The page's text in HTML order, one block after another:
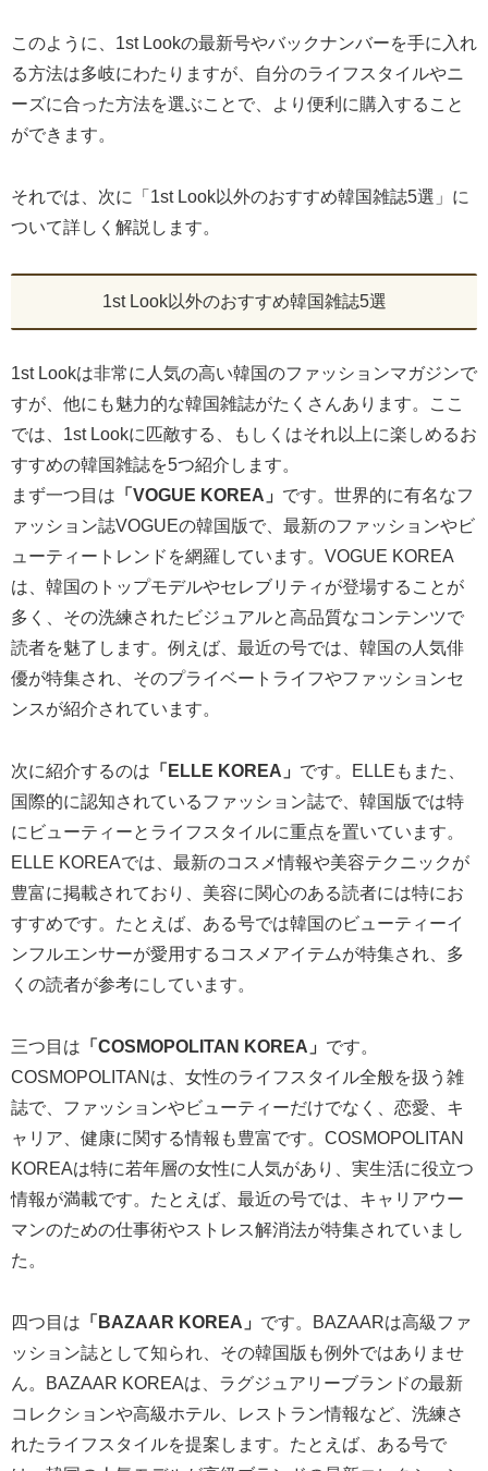
このように、1st Lookの最新号やバックナンバーを手に入れ
る方法は多岐にわたりますが、自分のライフスタイルやニ
ーズに合った方法を選ぶことで、より便利に購入すること
ができます。
それでは、次に「1st Look以外のおすすめ韓国雑誌5選」に
ついて詳しく解説します。
1st Look以外のおすすめ韓国雑誌5選
1st Lookは非常に人気の高い韓国のファッションマガジンで
すが、他にも魅力的な韓国雑誌がたくさんあります。ここ
では、1st Lookに匹敵する、もしくはそれ以上に楽しめるお
すすめの韓国雑誌を5つ紹介します。
まず一つ目は 「VOGUE KOREA」 です。世界的に有名なフ
ァッション誌VOGUEの韓国版で、最新のファッションやビ
ューティートレンドを網羅しています。VOGUE KOREA
は、韓国のトップモデルやセレブリティが登場することが
多く、その洗練されたビジュアルと高品質なコンテンツで
読者を魅了します。例えば、最近の号では、韓国の人気俳
優が特集され、そのプライベートライフやファッションセ
ンスが紹介されています。
次に紹介するのは 「ELLE KOREA」 です。ELLEもまた、
国際的に認知されているファッション誌で、韓国版では特
にビューティーとライフスタイルに重点を置いています。
ELLE KOREAでは、最新のコスメ情報や美容テクニックが
豊富に掲載されており、美容に関心のある読者には特にお
すすめです。たとえば、ある号では韓国のビューティーイ
ンフルエンサーが愛用するコスメアイテムが特集され、多
くの読者が参考にしています。
三つ目は 「COSMOPOLITAN KOREA」 です。
COSMOPOLITANは、女性のライフスタイル全般を扱う雑
誌で、ファッションやビューティーだけでなく、恋愛、キ
ャリア、健康に関する情報も豊富です。COSMOPOLITAN
KOREAは特に若年層の女性に人気があり、実生活に役立つ
情報が満載です。たとえば、最近の号では、キャリアウー
マンのための仕事術やストレス解消法が特集されていまし
た。
四つ目は 「BAZAAR KOREA」 です。BAZAARは高級ファ
ッション誌として知られ、その韓国版も例外ではありませ
ん。BAZAAR KOREAは、ラグジュアリーブランドの最新
コレクションや高級ホテル、レストラン情報など、洗練さ
れたライフスタイルを提案します。たとえば、ある号で